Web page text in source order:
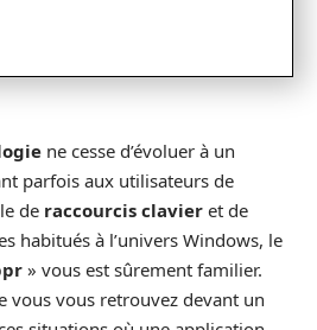
ne cesse d’évoluer à un
parfois aux utilisateurs de
de raccourcis clavier et de
habitués à l’univers Windows, le
» vous est sûrement familier.
vous vous retrouvez devant un